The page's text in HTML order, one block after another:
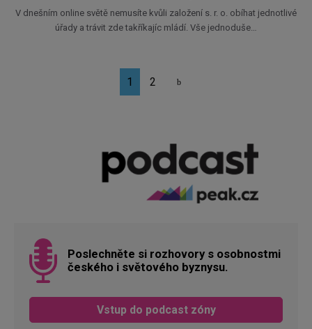
V dnešním online světě nemusíte kvůli založení s. r. o. obíhat jednotlivé
úřady a trávit zde takříkajíc mládí. Vše jednoduše…
1 2
Poslechněte si rozhovory s osobnostmi
českého i světového byznysu.
Vstup do podcast zóny